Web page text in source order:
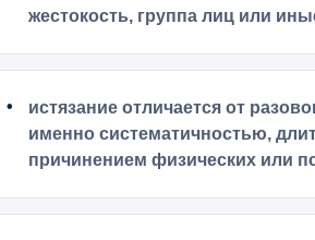
жестокость, группа лиц или
истязание отличается от
именно систематичностью,
причинением физических или